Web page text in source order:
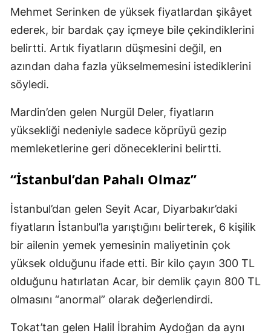
Mehmet Serinken de yüksek fiyatlardan şikâyet
ederek, bir bardak çay içmeye bile çekindiklerini
belirtti. Artık fiyatların düşmesini değil, en
azından daha fazla yükselmemesini istediklerini
söyledi.
Mardin’den gelen Nurgül Deler, fiyatların
yüksekliği nedeniyle sadece köprüyü gezip
memleketlerine geri döneceklerini belirtti.
“İstanbul’dan Pahalı Olmaz”
İstanbul’dan gelen Seyit Acar, Diyarbakır’daki
fiyatların İstanbul’la yarıştığını belirterek, 6 kişilik
bir ailenin yemek yemesinin maliyetinin çok
yüksek olduğunu ifade etti. Bir kilo çayın 300 TL
olduğunu hatırlatan Acar, bir demlik çayın 800 TL
olmasını “anormal” olarak değerlendirdi.
Tokat’tan gelen Halil İbrahim Aydoğan da aynı